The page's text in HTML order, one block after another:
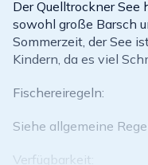
Der Quelltrockner See
sowohl große Barsch
Sommerzeit, der See
Kindern, da es viel
Fischereiregeln:
Siehe allgemeine
Verfügbarkeit: